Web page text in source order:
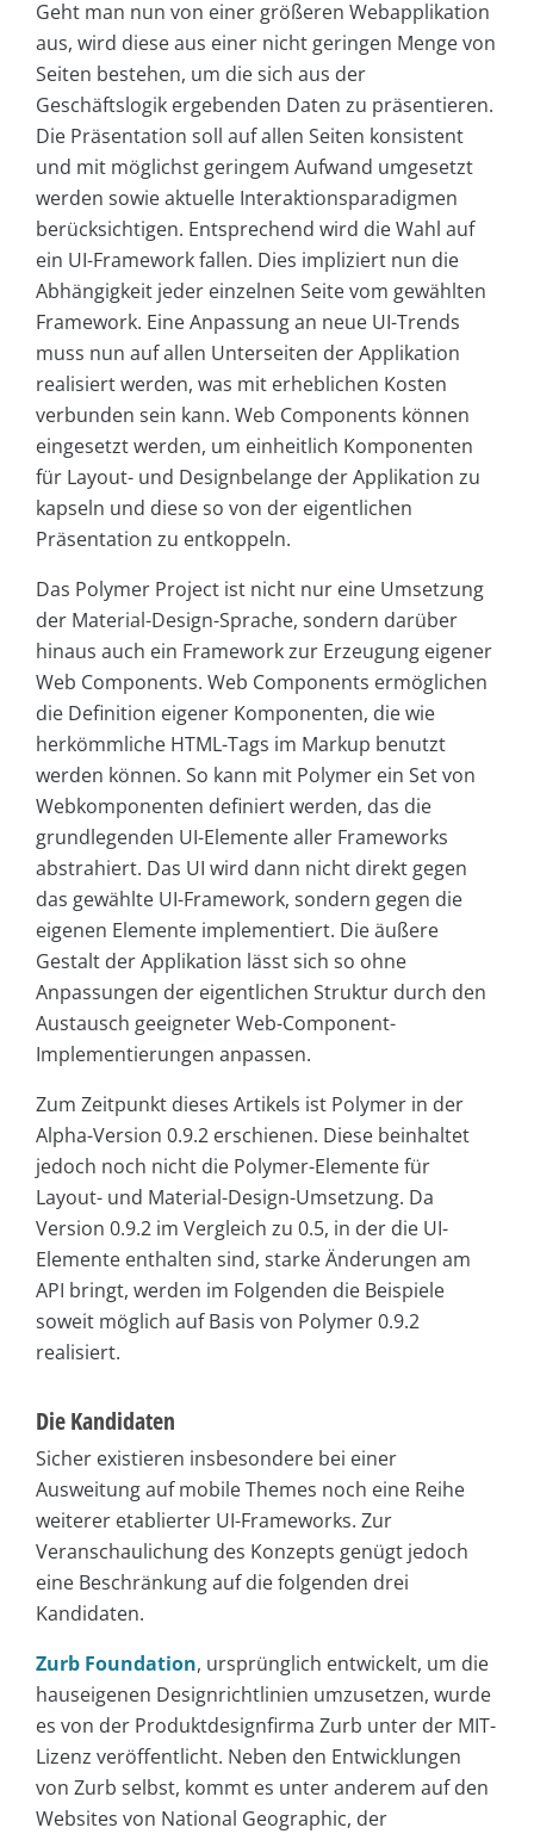
Geht man nun von einer größeren Webapplikation
aus, wird diese aus einer nicht geringen Menge von
Seiten bestehen, um die sich aus der
Geschäftslogik ergebenden Daten zu präsentieren.
Die Präsentation soll auf allen Seiten konsistent
und mit möglichst geringem Aufwand umgesetzt
werden sowie aktuelle Interaktionsparadigmen
berücksichtigen. Entsprechend wird die Wahl auf
ein UI-Framework fallen. Dies impliziert nun die
Abhängigkeit jeder einzelnen Seite vom gewählten
Framework. Eine Anpassung an neue UI-Trends
muss nun auf allen Unterseiten der Applikation
realisiert werden, was mit erheblichen Kosten
verbunden sein kann. Web Components können
eingesetzt werden, um einheitlich Komponenten
für Layout- und Designbelange der Applikation zu
kapseln und diese so von der eigentlichen
Präsentation zu entkoppeln.
Das Polymer Project ist nicht nur eine Umsetzung
der Material-Design-Sprache, sondern darüber
hinaus auch ein Framework zur Erzeugung eigener
Web Components. Web Components ermöglichen
die Definition eigener Komponenten, die wie
herkömmliche HTML-Tags im Markup benutzt
werden können. So kann mit Polymer ein Set von
Webkomponenten definiert werden, das die
grundlegenden UI-Elemente aller Frameworks
abstrahiert. Das UI wird dann nicht direkt gegen
das gewählte UI-Framework, sondern gegen die
eigenen Elemente implementiert. Die äußere
Gestalt der Applikation lässt sich so ohne
Anpassungen der eigentlichen Struktur durch den
Austausch geeigneter Web-Component-
Implementierungen anpassen.
Zum Zeitpunkt dieses Artikels ist Polymer in der
Alpha-Version 0.9.2 erschienen. Diese beinhaltet
jedoch noch nicht die Polymer-Elemente für
Layout- und Material-Design-Umsetzung. Da
Version 0.9.2 im Vergleich zu 0.5, in der die UI-
Elemente enthalten sind, starke Änderungen am
API bringt, werden im Folgenden die Beispiele
soweit möglich auf Basis von Polymer 0.9.2
realisiert.
Die Kandidaten
Sicher existieren insbesondere bei einer
Ausweitung auf mobile Themes noch eine Reihe
weiterer etablierter UI-Frameworks. Zur
Veranschaulichung des Konzepts genügt jedoch
eine Beschränkung auf die folgenden drei
Kandidaten.
Zurb Foundation, ursprünglich entwickelt, um die
hauseigenen Designrichtlinien umzusetzen, wurde
es von der Produktdesignfirma Zurb unter der MIT-
Lizenz veröffentlicht. Neben den Entwicklungen
von Zurb selbst, kommt es unter anderem auf den
Websites von National Geographic, der